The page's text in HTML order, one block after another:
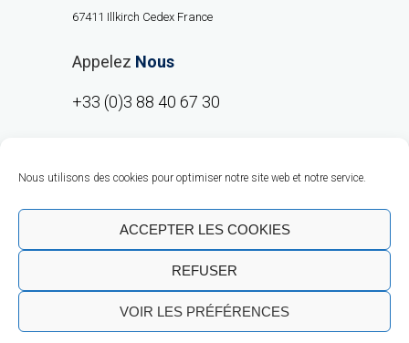
Nous utilisons des cookies pour optimiser notre site web et notre service.
ACCEPTER LES COOKIES
REFUSER
VOIR LES PRÉFÉRENCES
67411 Illkirch Cedex France
Appelez Nous
+33 (0)3 88 40 67 30
Copyright © RMO Europe 2020 |Talent